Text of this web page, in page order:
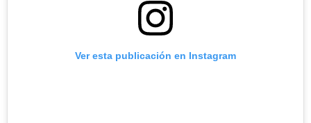
Ver esta publicación en Instagram